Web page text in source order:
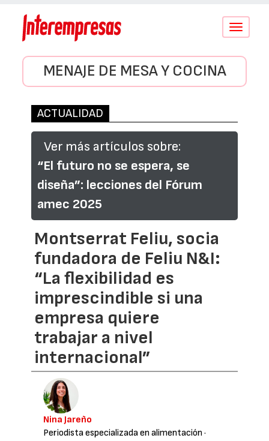
Conmutar
MENAJE DE MESA Y COCINA
ACTUALIDAD
Ver más artículos sobre:
“El futuro no se espera, se
diseña”: lecciones del Fórum
amec 2025
Montserrat Feliu, socia
fundadora de Feliu N&I:
“La flexibilidad es
imprescindible si una
empresa quiere
trabajar a nivel
internacional”
Nina Jareño
Periodista especializada en alimentación ·